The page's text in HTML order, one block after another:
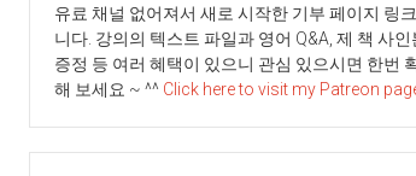
유료 채널 없어져서 새로 시작한 기부 페이지 링
니다. 강의의 텍스트 파일과 영어 Q&A, 제 책 사인
증정 등 여러 혜택이 있으니 관심 있으시면 한번
해 보세요 ~ ^^ Click here to visit my Patreon